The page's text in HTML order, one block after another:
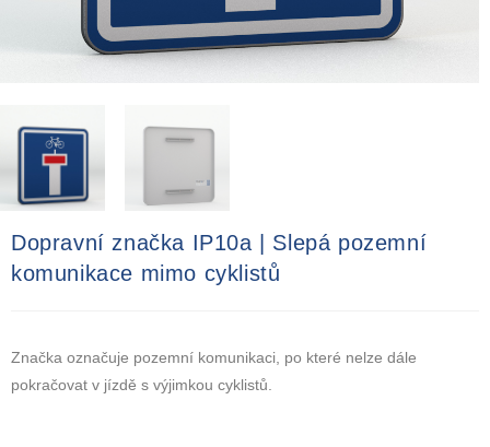
Dopravní značka IP10a | Slepá pozemní
komunikace mimo cyklistů
Značka označuje pozemní komunikaci, po které nelze dále
pokračovat v jízdě s výjimkou cyklistů.